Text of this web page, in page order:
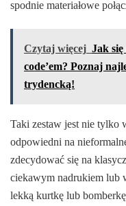
spodnie materiałowe
Czytaj więcej Jak
code’em? Poznaj
trydencką!
Taki zestaw jest nie tylko
odpowiedni na
zdecydować się na
ciekawym nadrukiem lub
lekką kurtkę lub